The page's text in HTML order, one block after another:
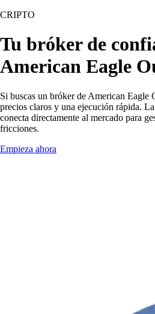
CRIPTO
Tu bróker de
American Eagle
Si buscas un bróker de American Eagle
precios claros y una ejecución rápida.
conecta directamente al mercado para
fricciones.
Empieza ahora